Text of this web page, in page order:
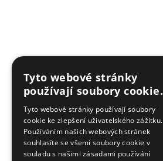
Tyto webové stránky
používají soubory cookie.
Tyto webové stránky používají soubory
cookie ke zlepšení uživatelského zážitku.
Používáním našich webových stránek
souhlasíte se všemi soubory cookie v
souladu s našimi zásadami používání